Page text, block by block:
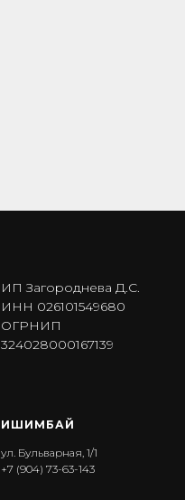
ИП Загороднева Д.С.
ИНН 026101549680
ОГРНИП
324028000167139
ИШИМБА Й
ул. Бульварная, 1/1
+7 (904) 73-63-143